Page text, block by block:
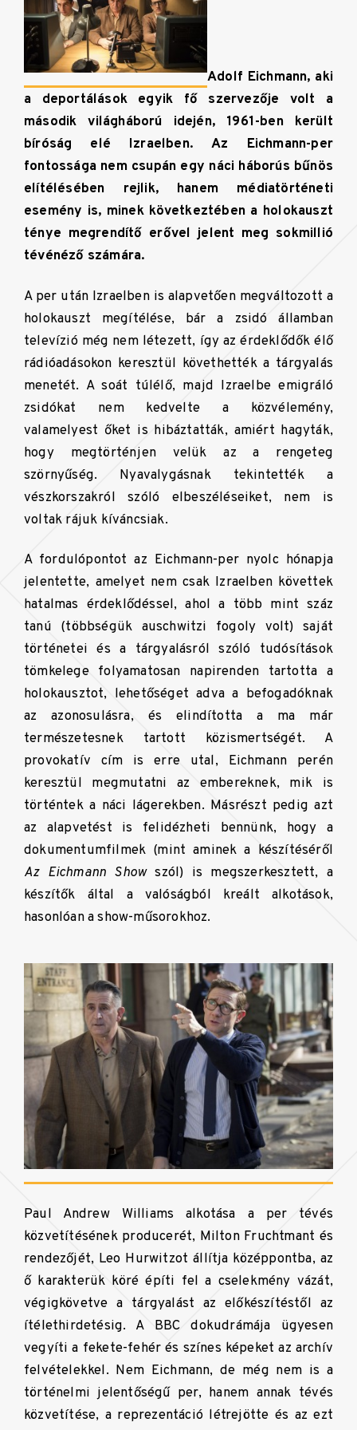
Adolf Eichmann, aki
a deportálások egyik fő szervezője volt a
második világháború idején, 1961-ben került
bíróság elé Izraelben. Az Eichmann-per
fontossága nem csupán egy náci háborús bűnös
elítélésében rejlik, hanem médiatörténeti
esemény is, minek következtében a holokauszt
ténye megrendítő erővel jelent meg sokmillió
tévénéző számára.
A per után Izraelben is alapvetően megváltozott a
holokauszt megítélése, bár a zsidó államban
televízió még nem létezett, így az érdeklődők élő
rádióadásokon keresztül követhették a tárgyalás
menetét. A soát túlélő, majd Izraelbe emigráló
zsidókat nem kedvelte a közvélemény,
valamelyest őket is hibáztatták, amiért hagyták,
hogy megtörténjen velük az a rengeteg
szörnyűség. Nyavalygásnak tekintették a
vészkorszakról szóló elbeszéléseiket, nem is
voltak rájuk kíváncsiak.
A fordulópontot az Eichmann-per nyolc hónapja
jelentette, amelyet nem csak Izraelben követtek
hatalmas érdeklődéssel, ahol a több mint száz
tanú (többségük auschwitzi fogoly volt) saját
történetei és a tárgyalásról szóló tudósítások
tömkelege folyamatosan napirenden tartotta a
holokausztot, lehetőséget adva a befogadóknak
az azonosulásra, és elindította a ma már
természetesnek tartott közismertségét. A
provokatív cím is erre utal, Eichmann perén
keresztül megmutatni az embereknek, mik is
történtek a náci lágerekben. Másrészt pedig azt
az alapvetést is felidézheti bennünk, hogy a
dokumentumfilmek (mint aminek a készítéséről
Az Eichmann Showszól) is megszerkesztett, a
készítők által a valóságból kreált alkotások,
hasonlóan a show-műsorokhoz.
Paul Andrew Williams alkotása a per tévés
közvetítésének producerét, Milton Fruchtmant és
rendezőjét, Leo Hurwitzot állítja középpontba, az
ő karakterük köré építi fel a cselekmény vázát,
végigkövetve a tárgyalást az előkészítéstől az
ítélethirdetésig. A BBC dokudrámája ügyesen
vegyíti a fekete-fehér és színes képeket az archív
felvételekkel. Nem Eichmann, de még nem is a
történelmi jelentőségű per, hanem annak tévés
közvetítése, a reprezentáció létrejötte és az ezt